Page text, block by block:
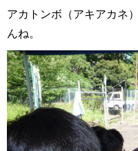
アカトンボ（アキアカネ
んね。